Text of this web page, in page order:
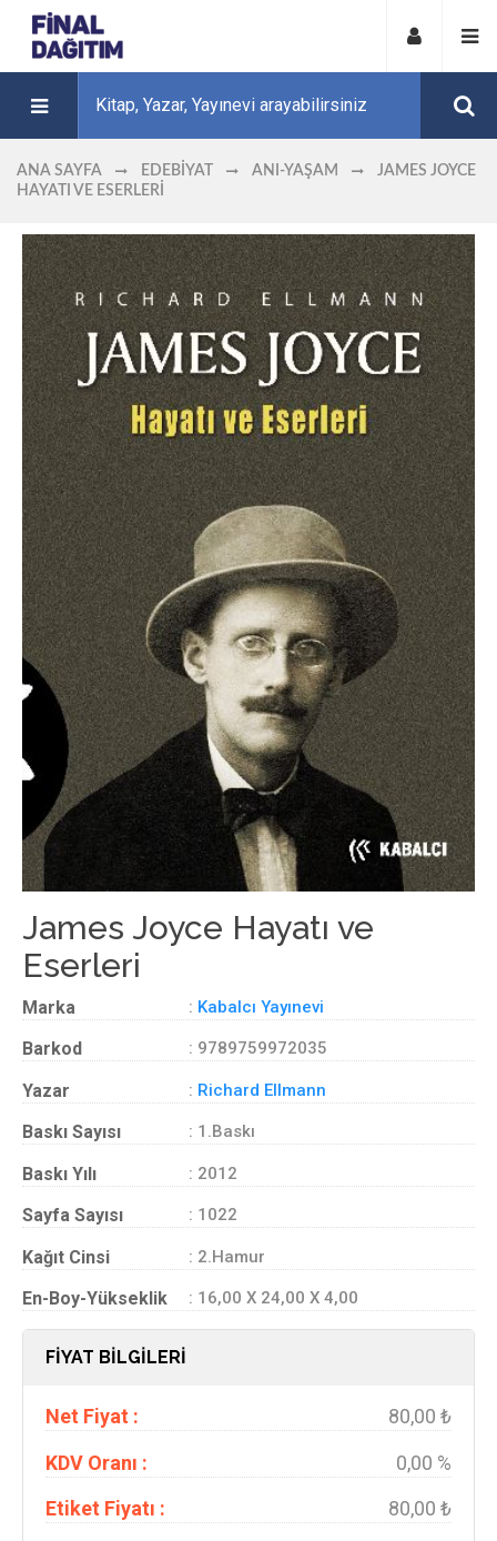
ANA SAYFA EDEBIYAT ANI-YAŞAM
JAMES JOYCE
HAYATI VE ESERLERI
James Joyce Hayatı ve
Eserleri
Marka : Kabalcı Yayınevi
Barkod : 9789759972035
Yazar : Richard Ellmann
Baskı Sayısı : 1.Baskı
Baskı Yılı : 2012
Sayfa Sayısı : 1022
Kağıt Cinsi : 2.Hamur
En-Boy-Yükseklik : 16,00 X 24,00 X 4,00
FİYAT BİLGİLERİ
Net Fiyat :
80,00 ₺
KDV Oranı :
0,00 %
Etiket Fiyatı :
80,00 ₺